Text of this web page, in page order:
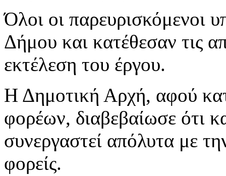
Όλοι οι παρευρισκόμενοι
Δήμου και κατέθεσαν τις
εκτέλεση του έργου.
Η Δημοτική Αρχή, αφού
φορέων, διαβεβαίωσε ότι
συνεργαστεί απόλυτα με
φορείς.